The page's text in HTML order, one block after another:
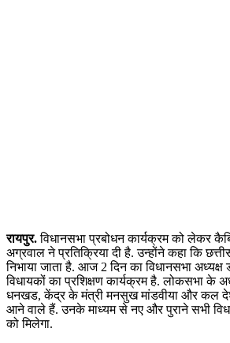
रायपुर.विधानसभा प्रबोधन कार्यक्रम को लेकर
अग्रवाल ने प्रतिक्रिया दी है. उन्होंने कहा कि
निभाया जाता है. आज 2 दिन का विधानसभा अध्यक्ष
विधायकों का प्रशिक्षण कार्यक्रम है. लोकसभा के
धनखड, केंद्र के मंत्री मनसुख मांडवीया और कल
आने वाले हैं. उनके माध्यम से नए और पुराने सभी
को मिलेगा.